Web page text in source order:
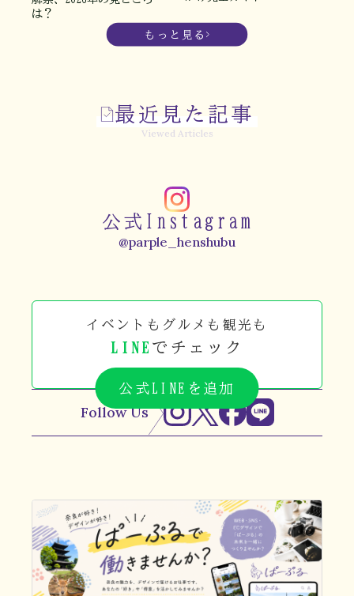
は？
もっと見る
最近見た記事
Viewed Articles
公式Instagram
@parple_henshubu
イベントもグルメも観光も
LINE でチェック
公式LINEを追加
Follow Us